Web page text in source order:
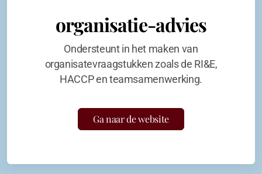
organisatie-advies
Ondersteunt in het maken van
organisatevraagstukken zoals de RI&E,
HACCP en teamsamenwerking.
Ga naar de website